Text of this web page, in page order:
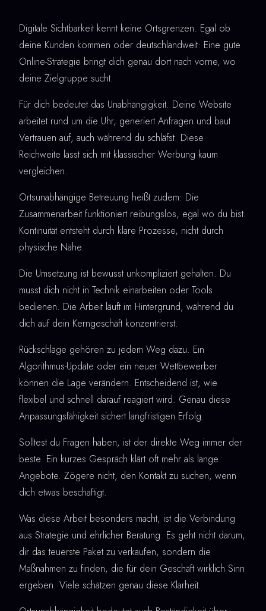
Digitale Sichtbarkeit kennt keine Ortsgrenzen. Egal ob
deine Kunden kommen oder deutschlandweit: Eine gute
Online-Strategie bringt dich genau dort nach vorne, wo
deine Zielgruppe sucht.
Für dich bedeutet das Unabhängigkeit. Deine Website
arbeitet rund um die Uhr, generiert Anfragen und baut
Vertrauen auf, auch während du schläfst. Diese
Reichweite lässt sich mit klassischer Werbung kaum
vergleichen.
Ortsunabhängige Betreuung heißt zudem: Die
Zusammenarbeit funktioniert reibungslos, egal wo du bist.
Kontinuität entsteht durch klare Prozesse, nicht durch
physische Nähe.
Die Umsetzung ist bewusst unkompliziert gehalten. Du
musst dich nicht in Technik einarbeiten oder Tools
bedienen. Die Arbeit läuft im Hintergrund, während du
dich auf dein Kerngeschäft konzentrierst.
Rückschläge gehören zu jedem Weg dazu. Ein
Algorithmus-Update oder ein neuer Wettbewerber
können die Lage verändern. Entscheidend ist, wie
flexibel und schnell darauf reagiert wird. Genau diese
Anpassungsfähigkeit sichert langfristigen Erfolg.
Solltest du Fragen haben, ist der direkte Weg immer der
beste. Ein kurzes Gespräch klärt oft mehr als lange
Angebote. Zögere nicht, den Kontakt zu suchen, wenn
dich etwas beschäftigt.
Was diese Arbeit besonders macht, ist die Verbindung
aus Strategie und ehrlicher Beratung. Es geht nicht darum,
dir das teuerste Paket zu verkaufen, sondern die
Maßnahmen zu finden, die für dein Geschäft wirklich Sinn
ergeben. Viele schätzen genau diese Klarheit.